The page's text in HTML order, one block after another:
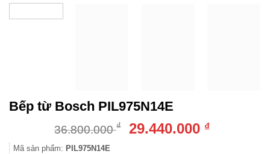
Bếp từ Bosch PIL975N14E
36.800.000₫
Giá
29.440.000 ₫Giá
Mã sản phẩm: PIL975N14E